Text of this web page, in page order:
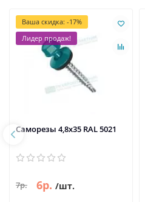
Ваша скидка: -17%
Лидер продаж!
Саморезы 4,8х35 RAL 5021
7р. 6р. /шт.